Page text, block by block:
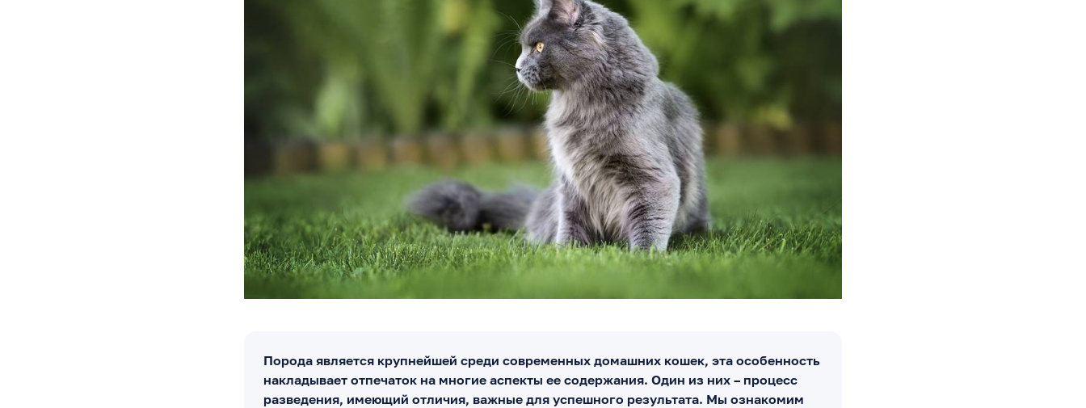
Порода является крупнейшей среди современных домашних кошек, эта особенность
накладывает отпечаток на многие аспекты ее содержания. Один из них – процесс
разведения, имеющий отличия, важные для успешного результата. Мы ознакомим